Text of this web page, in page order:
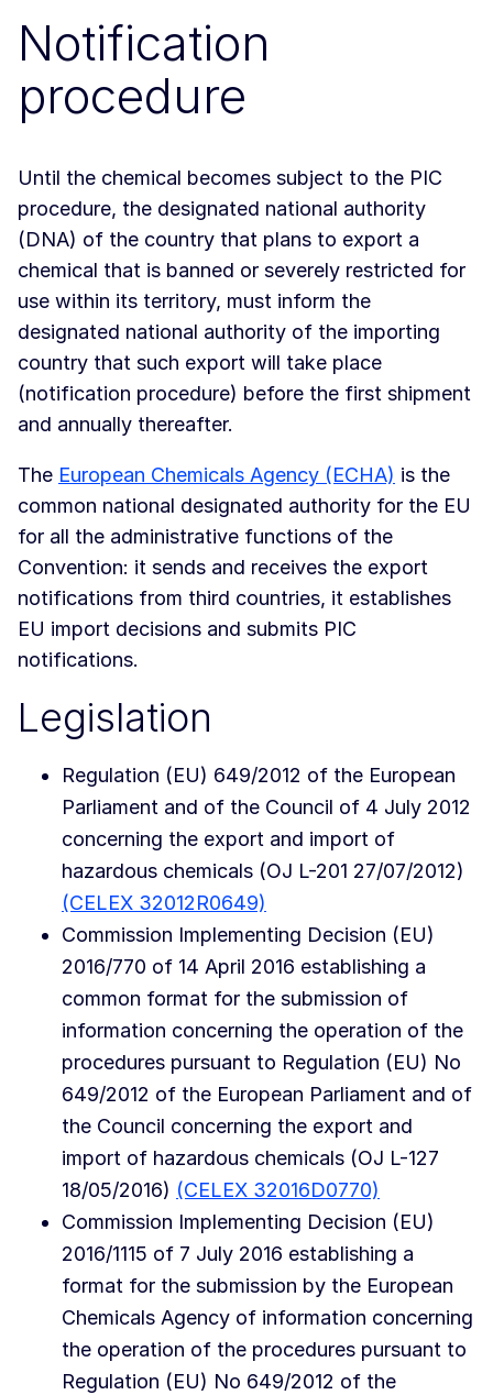
Notification
procedure
Until the chemical becomes subject to the PIC
procedure, the designated national authority
(DNA) of the country that plans to export a
chemical that is banned or severely restricted for
use within its territory, must inform the
designated national authority of the importing
country that such export will take place
(notification procedure) before the first shipment
and annually thereafter.
The European Chemicals Agency (ECHA) is the
common national designated authority for the EU
for all the administrative functions of the
Convention: it sends and receives the export
notifications from third countries, it establishes
EU import decisions and submits PIC
notifications.
Legislation
Regulation (EU) 649/2012 of the European
Parliament and of the Council of 4 July 2012
concerning the export and import of
hazardous chemicals (OJ L-201 27/07/2012)
(CELEX 32012R0649)
Commission Implementing Decision (EU)
2016/770 of 14 April 2016 establishing a
common format for the submission of
information concerning the operation of the
procedures pursuant to Regulation (EU) No
649/2012 of the European Parliament and of
the Council concerning the export and
import of hazardous chemicals (OJ L-127
18/05/2016) (CELEX 32016D0770)
Commission Implementing Decision (EU)
2016/1115 of 7 July 2016 establishing a
format for the submission by the European
Chemicals Agency of information concerning
the operation of the procedures pursuant to
Regulation (EU) No 649/2012 of the